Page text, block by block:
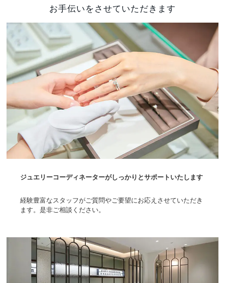
お手伝いをさせていただきます
ジュエリーコーディネーターがしっかりとサポートいたします
経験豊富なスタッフがご質問やご要望にお応えさせていただき
ます。是非ご相談ください。